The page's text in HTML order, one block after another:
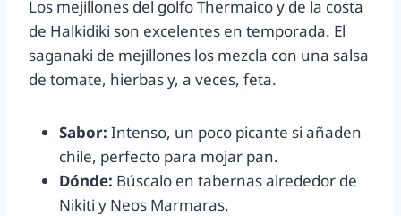
Los mejillones del golfo Thermaico y de la costa
de Halkidiki son excelentes en temporada. El
saganaki de mejillones los mezcla con una salsa
de tomate, hierbas y, a veces, feta.
Sabor: Intenso, un poco picante si añaden
chile, perfecto para mojar pan.
Dónde: Búscalo en tabernas alrededor de
Nikiti y Neos Marmaras.